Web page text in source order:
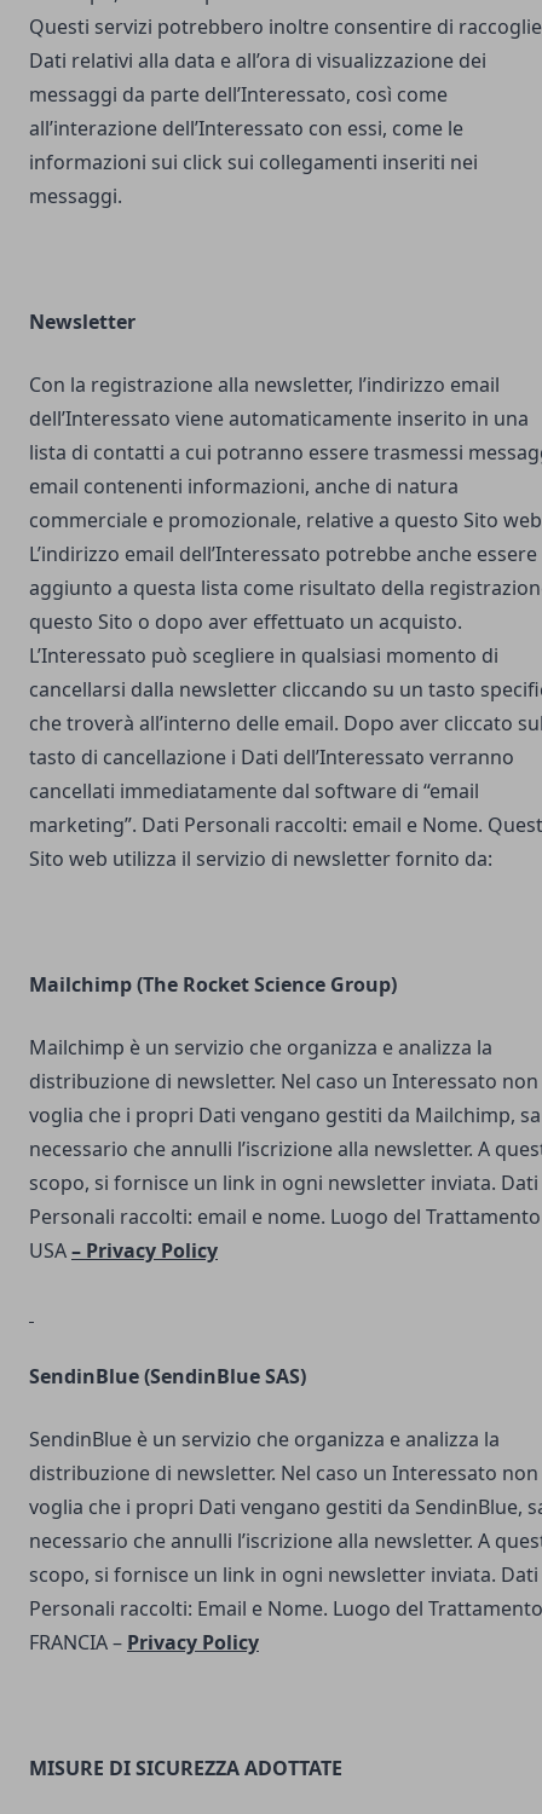
Questi servizi potrebbero inoltre consentire di
Dati relativi alla data e all’ora di visualizzazione dei
messaggi da parte dell’Interessato, così come
all’interazione dell’Interessato con essi, come le
informazioni sui click sui collegamenti inseriti nei
messaggi.
Newsletter
Con la registrazione alla newsletter, l’indirizzo email
dell’Interessato viene automaticamente inserito in una
lista di contatti a cui potranno essere trasmessi
email contenenti informazioni, anche di natura
commerciale e promozionale, relative a questo Sito
L’indirizzo email dell’Interessato potrebbe anche essere
aggiunto a questa lista come risultato della
questo Sito o dopo aver effettuato un acquisto.
L’Interessato può scegliere in qualsiasi momento di
cancellarsi dalla newsletter cliccando su un tasto
che troverà all’interno delle email. Dopo aver cliccato
tasto di cancellazione i Dati dell’Interessato verranno
cancellati immediatamente dal software di “email
marketing”. Dati Personali raccolti: email e Nome.
Sito web utilizza il servizio di newsletter fornito da:
Mailchimp (The Rocket Science Group)
Mailchimp è un servizio che organizza e analizza la
distribuzione di newsletter. Nel caso un Interessato non
voglia che i propri Dati vengano gestiti da Mailchimp,
necessario che annulli l’iscrizione alla newsletter. A
scopo, si fornisce un link in ogni newsletter inviata. Dati
Personali raccolti: email e nome. Luogo del
USA– Privacy Policy
SendinBlue(SendinBlue SAS)
SendinBlue è un servizio che organizza e analizza la
distribuzione di newsletter. Nel caso un Interessato non
voglia che i propri Dati vengano gestiti da SendinBlue,
necessario che annulli l’iscrizione alla newsletter. A
scopo, si fornisce un link in ogni newsletter inviata. Dati
Personali raccolti: Email e Nome. Luogo del
FRANCIA – Privacy Policy
MISURE DI SICUREZZA ADOTTATE